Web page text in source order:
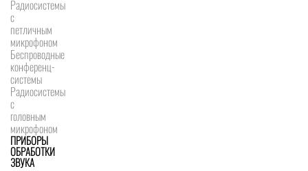
Радиосистемы
с
петличным
микрофоном
Беспроводные
конференц-
системы
Радиосистемы
с
головным
микрофоном
ПРИБОРЫ
ОБРАБОТКИ
ЗВУКА